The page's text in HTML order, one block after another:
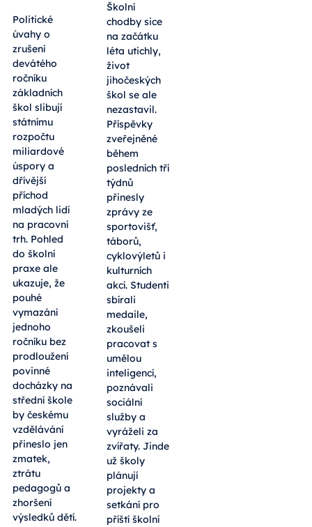
Politické
úvahy o
zrušení
devátého
ročníku
základních
škol slibují
státnímu
rozpočtu
miliardové
úspory a
dřívější
příchod
mladých lidí
na pracovní
trh. Pohled
do školní
praxe ale
ukazuje, že
pouhé
vymazání
jednoho
ročníku bez
prodloužení
povinné
docházky na
střední škole
by českému
vzdělávání
přineslo jen
zmatek,
ztrátu
pedagogů a
zhoršení
výsledků dětí.
Školní
chodby sice
na začátku
léta utichly,
život
jihočeských
škol se ale
nezastavil.
Příspěvky
zveřejněné
během
posledních tří
týdnů
přinesly
zprávy ze
sportovišť,
táborů,
cyklovýletů i
kulturních
akcí. Studenti
sbírali
medaile,
zkoušeli
pracovat s
umělou
inteligencí,
poznávali
sociální
služby a
vyráželi za
zvířaty. Jinde
už školy
plánují
projekty a
setkání pro
příští školní